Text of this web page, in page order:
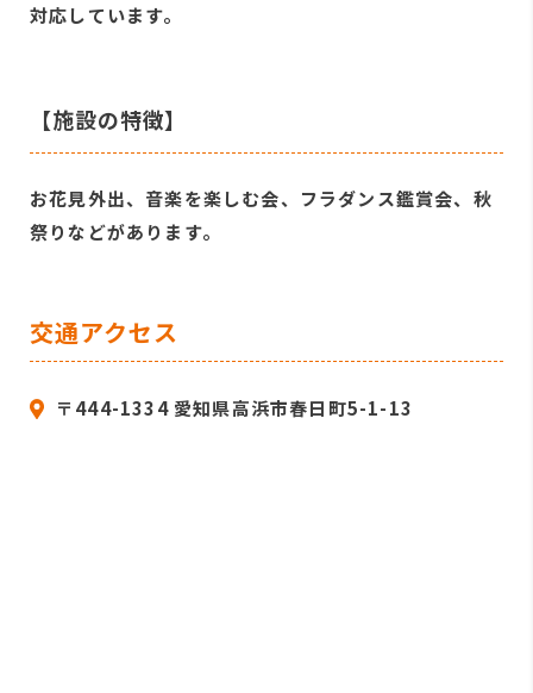
対応しています。
【施設の特徴】
お花見外出、音楽を楽しむ会、フラダンス鑑賞会、秋
祭りなどがあります。
交通アクセス
〒444-1334 愛知県高浜市春日町5-1-13